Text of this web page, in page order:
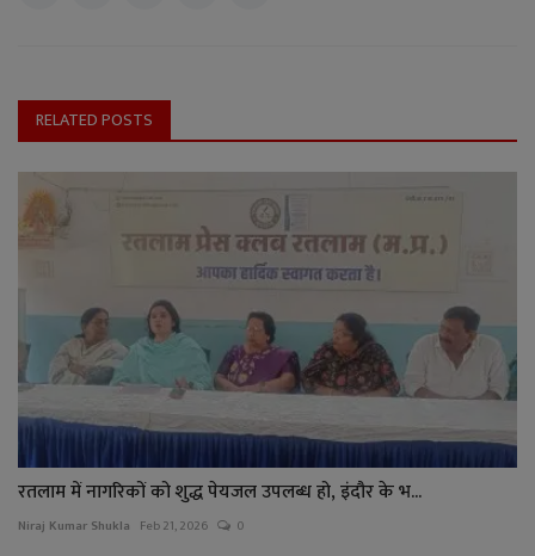
RELATED POSTS
रतलाम में नागरिकों को शुद्ध पेयजल उपलब्ध हो, इंदौर के भ...
Niraj Kumar Shukla Feb 21, 2026 0